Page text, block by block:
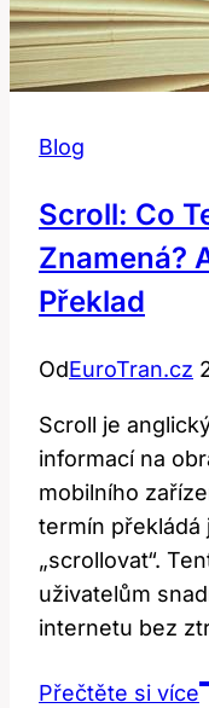
Blog
Scroll: Co
Znamená?
Překlad
OdEuroTran.cz
Scroll je
informací na
mobilního
termín překládá
„scrollovat“.
uživatelům
internetu bez
Přečtěte si více